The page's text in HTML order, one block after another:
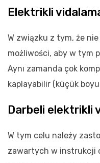
Elektrikli
W związku z tym, że
możliwości, aby w tym
Aynı zamanda çok
kaplayabilir (küçük
Darbeli elektrikli
W tym celu należy
zawartych w instrukcji